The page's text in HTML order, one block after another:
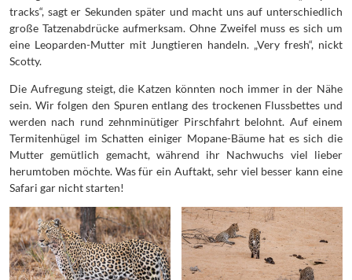
tracks“, sagt er Sekunden später und macht uns auf unterschiedlich
große Tatzenabdrücke aufmerksam. Ohne Zweifel muss es sich um
eine Leoparden-Mutter mit Jungtieren handeln. „Very fresh“, nickt
Scotty.
Die Aufregung steigt, die Katzen könnten noch immer in der Nähe
sein. Wir folgen den Spuren entlang des trockenen Flussbettes und
werden nach rund zehnminütiger Pirschfahrt belohnt. Auf einem
Termitenhügel im Schatten einiger Mopane-Bäume hat es sich die
Mutter gemütlich gemacht, während ihr Nachwuchs viel lieber
herumtoben möchte. Was für ein Auftakt, sehr viel besser kann eine
Safari gar nicht starten!